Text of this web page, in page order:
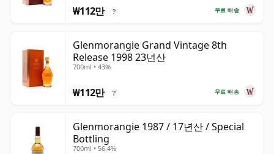
무료 배송
₩112만 ?
Glenmorangie Grand Vintage 8th
Release 1998 23년산
700ml • 43%
무료 배송
₩112만 ?
Glenmorangie 1987 / 17년산 / Special
Bottling
700ml • 56.4%